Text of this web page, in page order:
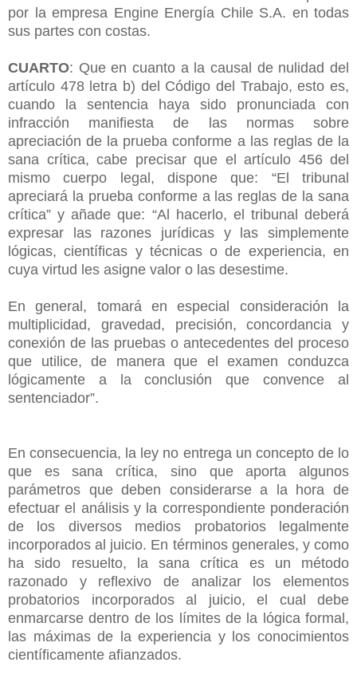
por la empresa Engine Energía Chile S.A. en todas
sus partes con costas.
CUARTO: Que en cuanto a la causal de nulidad del
artículo 478 letra b) del Código del Trabajo, esto es,
cuando la sentencia haya sido pronunciada con
infracción manifiesta de las normas sobre
apreciación de la prueba conforme a las reglas de la
sana crítica, cabe precisar que el artículo 456 del
mismo cuerpo legal, dispone que: “El tribunal
apreciará la prueba conforme a las reglas de la sana
crítica” y añade que: “Al hacerlo, el tribunal deberá
expresar las razones jurídicas y las simplemente
lógicas, científicas y técnicas o de experiencia, en
cuya virtud les asigne valor o las desestime.
En general, tomará en especial consideración la
multiplicidad, gravedad, precisión, concordancia y
conexión de las pruebas o antecedentes del proceso
que utilice, de manera que el examen conduzca
lógicamente a la conclusión que convence al
sentenciador”.
En consecuencia, la ley no entrega un concepto de lo
que es sana crítica, sino que aporta algunos
parámetros que deben considerarse a la hora de
efectuar el análisis y la correspondiente ponderación
de los diversos medios probatorios legalmente
incorporados al juicio. En términos generales, y como
ha sido resuelto, la sana crítica es un método
razonado y reflexivo de analizar los elementos
probatorios incorporados al juicio, el cual debe
enmarcarse dentro de los límites de la lógica formal,
las máximas de la experiencia y los conocimientos
científicamente afianzados.